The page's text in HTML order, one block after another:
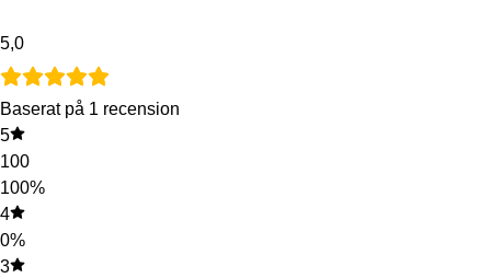
5,0
Baserat på 1 recension
5
100
100%
4
0%
3